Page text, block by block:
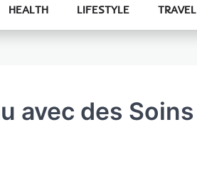
HEALTH LIFESTYLE TRAVEL
avec des Soins